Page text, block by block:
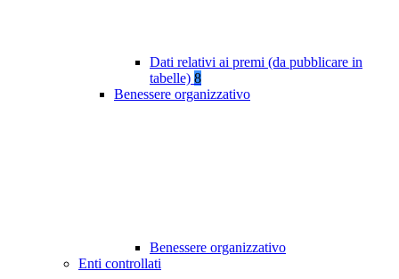
Dati relativi ai premi (da pubblicare in
tabelle) 8
Benessere organizzativo
Benessere organizzativo
Enti controllati